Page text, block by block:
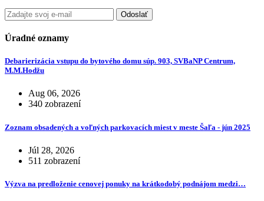
Odoslať
Úradné oznamy
Debarierizácia vstupu do bytového domu súp. 903, SVBaNP Centrum,
M.M.Hodžu
Aug 06, 2026
340 zobrazení
Zoznam obsadených a voľných parkovacích miest v meste Šaľa - jún 2025
Júl 28, 2026
511 zobrazení
Výzva na predloženie cenovej ponuky na krátkodobý podnájom medzi…